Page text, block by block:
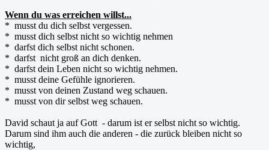
Wenn du was erreichen willst...
* musst du dich selbst vergessen.
* musst dich selbst nicht so wichtig nehmen
* darfst dich selbst nicht schonen.
* darfst nicht groß an dich denken.
* darfst dein Leben nicht so wichtig nehmen.
* musst deine Gefühle ignorieren.
* musst von deinen Zustand weg schauen.
* musst von dir selbst weg schauen.
David schaut ja auf Gott - darum ist er selbst nicht so wichtig.
Darum sind ihm auch die anderen - die zurück bleiben nicht so
wichtig,